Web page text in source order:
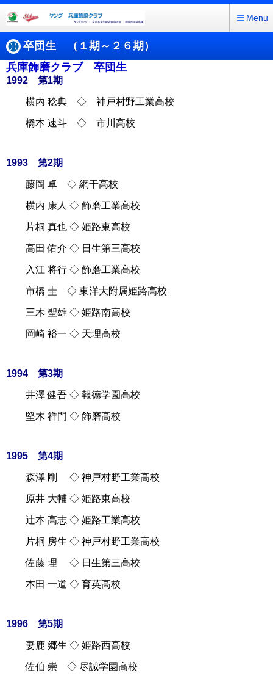
Menu
卒団生 （１期～２６期）
兵庫飾磨クラブ 卒団生
1992 第1期
横内 稔典 ◇ 神戸村野工業高校
橋本 速斗 ◇ 市川高校
1993 第2期
藤岡 卓 ◇ 網干高校
横内 康人 ◇ 飾磨工業高校
片桐 真也 ◇ 姫路東高校
高田 佑介 ◇ 日生第三高校
入江 将行 ◇ 飾磨工業高校
市橋 圭 ◇ 東洋大附属姫路高校
三木 聖雄 ◇ 姫路南高校
岡崎 裕一 ◇ 天理高校
1994 第3期
井澤 健吾 ◇ 報徳学園高校
堅木 祥門 ◇ 飾磨高校
1995 第4期
森澤 剛 ◇ 神戸村野工業高校
原井 大輔 ◇ 姫路東高校
辻本 高志 ◇ 姫路工業高校
片桐 房生 ◇ 神戸村野工業高校
佐藤 理 ◇ 日生第三高校
本田 一道 ◇ 育英高校
1996 第5期
妻鹿 郷生 ◇ 姫路西高校
佐伯 崇 ◇ 尽誠学園高校